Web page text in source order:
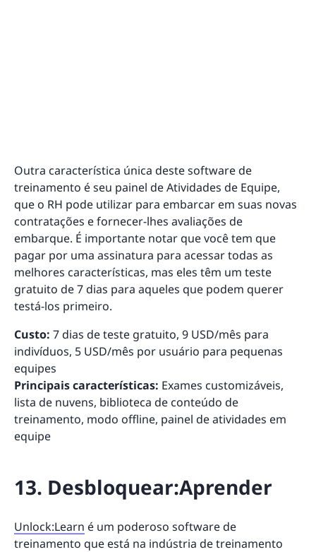
Outra característica única deste software de
treinamento é seu painel de Atividades de Equipe,
que o RH pode utilizar para embarcar em suas novas
contratações e fornecer-lhes avaliações de
embarque. É importante notar que você tem que
pagar por uma assinatura para acessar todas as
melhores características, mas eles têm um teste
gratuito de 7 dias para aqueles que podem querer
testá-los primeiro.
Custo: 7 dias de teste gratuito, 9 USD/mês para
indivíduos, 5 USD/mês por usuário para pequenas
equipes
Principais características: Exames customizáveis,
lista de nuvens, biblioteca de conteúdo de
treinamento, modo offline, painel de atividades em
equipe
13. Desbloquear:Aprender
Unlock:Learn é um poderoso software de
treinamento que está na indústria de treinamento